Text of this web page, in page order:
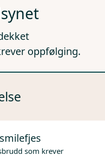
oppfølging.
som krever